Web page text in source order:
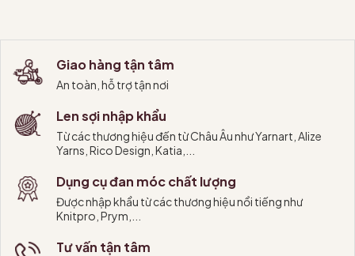
Giao hàng tận tâm
An toàn, hỗ trợ tận nơi
Len sợi nhập khẩu
Từ các thương hiệu đến từ Châu Âu như Yarnart, Alize
Yarns, Rico Design, Katia,...
Dụng cụ đan móc chất lượng
Được nhập khẩu từ các thương hiệu nổi tiếng như
Knitpro, Prym,...
Tư vấn tận tâm